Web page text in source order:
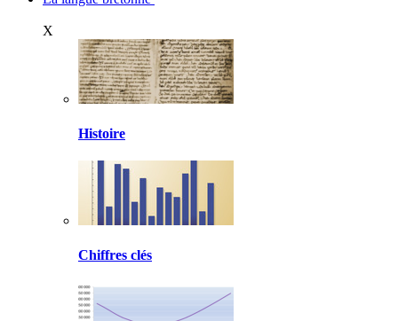
X
Histoire
Chiffres clés